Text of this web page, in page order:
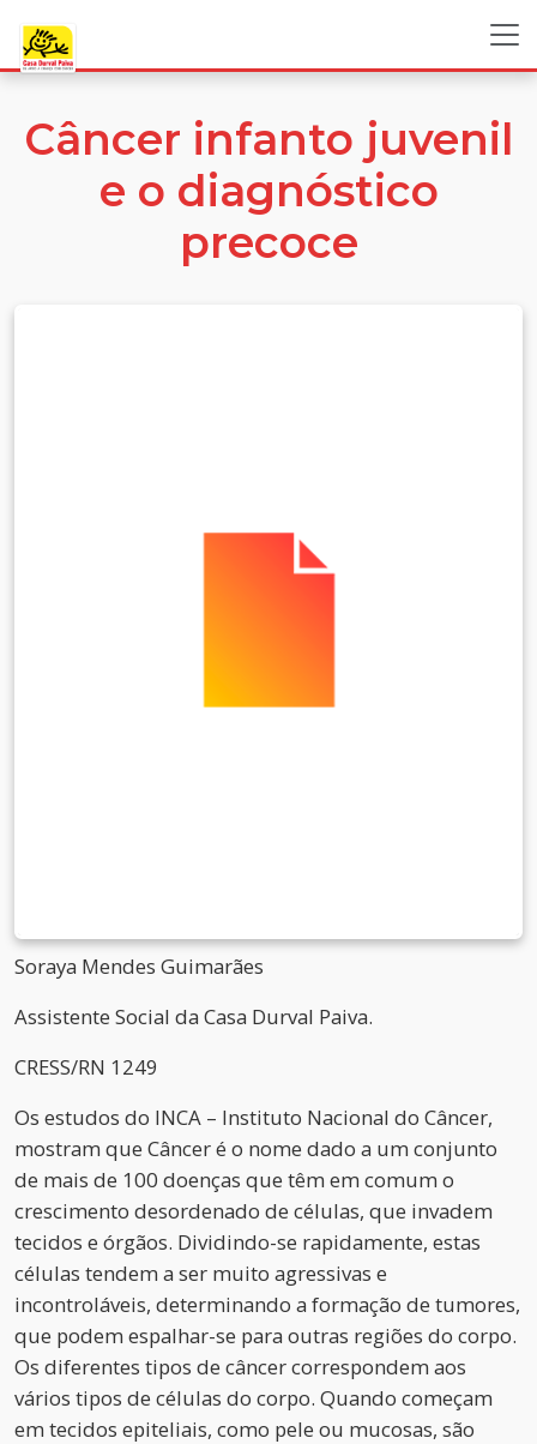
Câncer infanto juvenil
e o diagnóstico
precoce
Soraya Mendes Guimarães
Assistente Social da Casa Durval Paiva.
CRESS/RN 1249
Os estudos do INCA – Instituto Nacional do Câncer,
mostram que Câncer é o nome dado a um conjunto
de mais de 100 doenças que têm em comum o
crescimento desordenado de células, que invadem
tecidos e órgãos. Dividindo-se rapidamente, estas
células tendem a ser muito agressivas e
incontroláveis, determinando a formação de tumores,
que podem espalhar-se para outras regiões do corpo.
Os diferentes tipos de câncer correspondem aos
vários tipos de células do corpo. Quando começam
em tecidos epiteliais, como pele ou mucosas, são